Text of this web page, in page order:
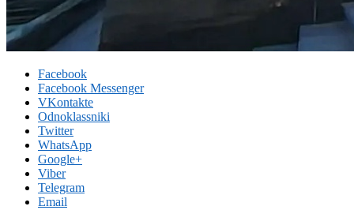
Facebook
Facebook Messenger
VKontakte
Odnoklassniki
Twitter
WhatsApp
Google+
Viber
Telegram
Email